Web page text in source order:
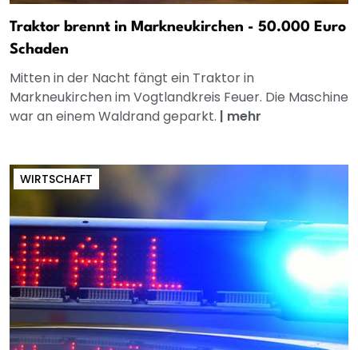
Traktor brennt in Markneukirchen - 50.000 Euro
Schaden
Mitten in der Nacht fängt ein Traktor in
Markneukirchen im Vogtlandkreis Feuer. Die Maschine
war an einem Waldrand geparkt. | mehr
WIRTSCHAFT